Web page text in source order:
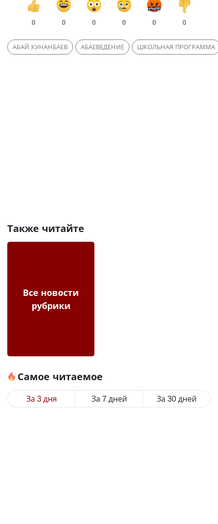
0 0 0 0 0 0
АБАЙ КУНАНБАЕВ АБАЕВЕДЕНИЕ ШКОЛЬНАЯ ПРОГРАММА
Также читайте
Все новости
рубрики
Самое читаемое
За 3 дня За 7 дней За 30 дней